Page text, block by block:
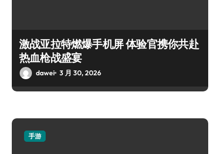
激战亚拉特燃爆手机屏 体验官携你共赴
热血枪战盛宴
dawei 3 月 30, 2026
手游